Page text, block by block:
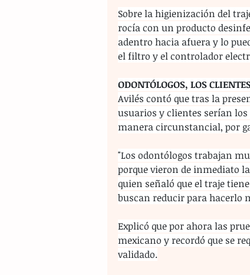
Sobre la higienización del
rocía con un producto
adentro hacia afuera y lo
el filtro y el controlador
ODONTÓLOGOS, LOS
Avilés contó que tras la
usuarios y clientes serían los
manera circunstancial, por
"Los odontólogos trabajan
porque vieron de inmediato
quien señaló que el traje
buscan reducir para hacerlo
Explicó que por ahora las
mexicano y recordó que se
validado.